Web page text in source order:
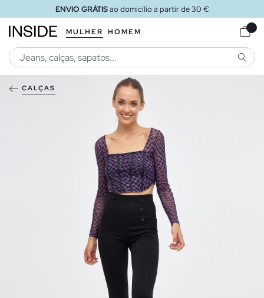
ENVIO GRÁTISao domicílio a partir de 30 €
MULHER HOMEM
CALÇAS